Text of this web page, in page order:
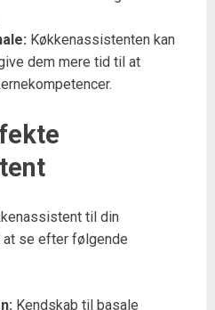
Køkkenassistenten kan
dem mere tid til at
til din
at se efter følgende
Kendskab til basale